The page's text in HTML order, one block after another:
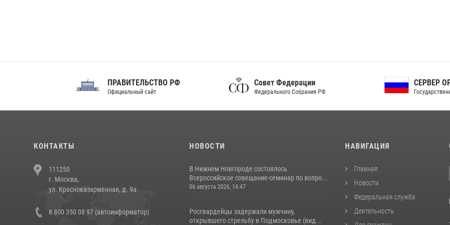
ПРАВИТЕЛЬСТВО РФ
Официальный сайт
Совет Федерации
Федерального Собрания РФ
СЕРВЕР ОРГАНОВ
Государственной власти РФ
КОНТАКТЫ
111250
г. Москва,
ул. Красноказарменная, д. 9а
8 800 350 08 97 (автоинформатор)
НОВОСТИ
В Нижнем Новгороде состоялось
Всероссийское совещание-семинар по вопро...
06 августа 2026, 14:47
Росгвардейцы задержали мужчину,
открывшего стрельбу в Подмосковье (вид...
НАВИГАЦИЯ
Главная
Новости
Федеральная служба
Деятельность